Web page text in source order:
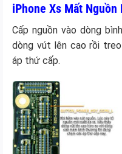
iPhone Xs Mất Nguồn
Cấp nguồn vào dòng
dòng vút lên cao rồi
áp thứ cấp.